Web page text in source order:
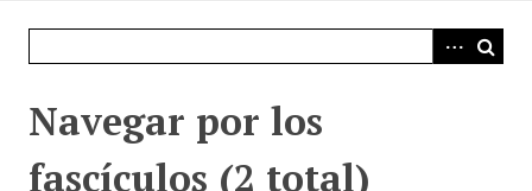
Navegar por los
fascículos (2 total)